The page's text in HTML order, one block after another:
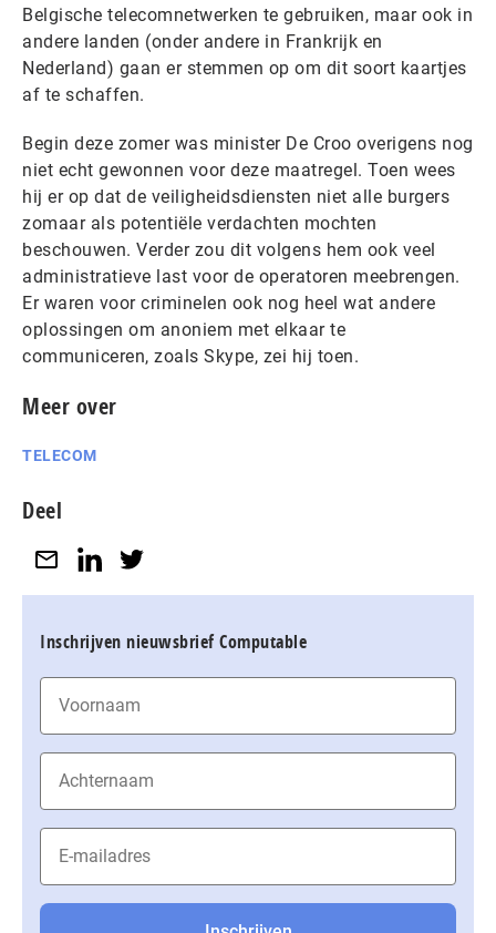
Belgische telecomnetwerken te gebruiken, maar ook in
andere landen (onder andere in Frankrijk en
Nederland) gaan er stemmen op om dit soort kaartjes
af te schaffen.
Begin deze zomer was minister De Croo overigens nog
niet echt gewonnen voor deze maatregel. Toen wees
hij er op dat de veiligheidsdiensten niet alle burgers
zomaar als potentiële verdachten mochten
beschouwen. Verder zou dit volgens hem ook veel
administratieve last voor de operatoren meebrengen.
Er waren voor criminelen ook nog heel wat andere
oplossingen om anoniem met elkaar te
communiceren, zoals Skype, zei hij toen.
Meer over
TELECOM
Deel
Inschrijven nieuwsbrief Computable